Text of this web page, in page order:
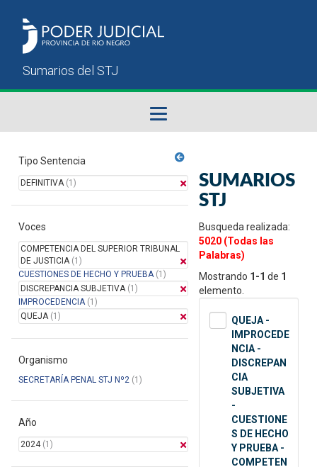
Sumarios del STJ
Manual del Usuario
Tipo Sentencia
DEFINITIVA(1)
Voces
COMPETENCIA DEL SUPERIOR TRIBUNAL
DE JUSTICIA(1)
CUESTIONES DE HECHO Y PRUEBA(1)
DISCREPANCIA SUBJETIVA(1)
IMPROCEDENCIA(1)
QUEJA(1)
Organismo
SECRETARÍA PENAL STJ Nº2 (1)
Año
2024(1)
SUMARIOS
STJ
Busqueda realizada:
5020 (Todas las
Palabras)
Mostrando 1-1 de 1
elemento.
QUEJA -
IMPROCEDE
NCIA -
DISCREPAN
CIA
SUBJETIVA
-
CUESTIONE
S DE HECHO
Y PRUEBA -
COMPETEN